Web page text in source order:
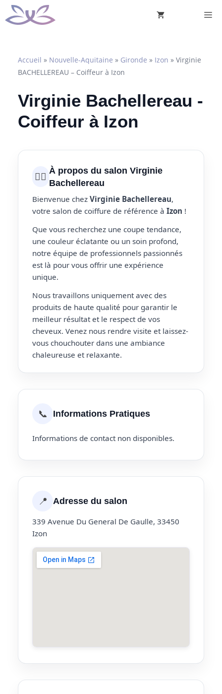
Aller
au
Accueil » Nouvelle-Aquitaine » Gironde » Izon » Virginie
BACHELLEREAU – Coiffeur à Izon
Virginie Bachellereau -
Coiffeur à Izon
💇‍♀️ À propos du salon Virginie
Bachellereau
Bienvenue chez Virginie Bachellereau,
votre salon de coiffure de référence à Izon !
Que vous recherchez une coupe tendance,
une couleur éclatante ou un soin profond,
notre équipe de professionnels passionnés
est là pour vous offrir une expérience
unique.
Nous travaillons uniquement avec des
produits de haute qualité pour garantir le
meilleur résultat et le respect de vos
cheveux. Venez nous rendre visite et laissez-
vous chouchouter dans une ambiance
chaleureuse et relaxante.
📞 Informations Pratiques
Informations de contact non disponibles.
📍 Adresse du salon
339 Avenue Du General De Gaulle, 33450
Izon